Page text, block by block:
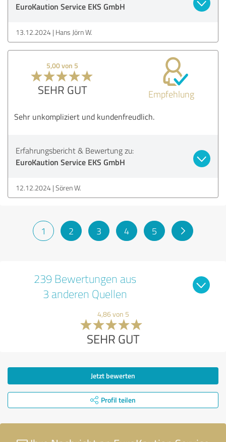
EuroKaution Service EKS GmbH
13.12.2024 Hans Jörn W.
5,00 von 5
SEHR GUT Empfehlung
Sehr unkompliziert und kundenfreudlich.
Erfahrungsbericht & Bewertung zu:
EuroKaution Service EKS GmbH
12.12.2024 Sören W.
1 2 3 4 5
239 Bewertungen aus
3 anderen Quellen
4,86 von 5
SEHR GUT
Jetzt bewerten
Profil teilen